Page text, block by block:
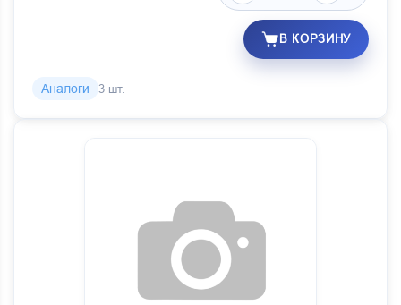
В КОРЗИНУ
Аналоги 3 шт.